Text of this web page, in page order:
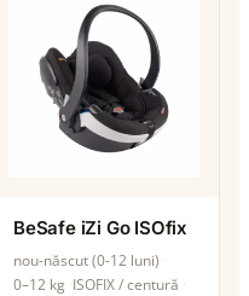
BeSafe iZi Go ISOfix
nou-născut (0-12 luni)
0–12 kg ISOFIX / centură